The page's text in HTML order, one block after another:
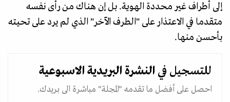
إلى أطراف غير محددة الهوية. بل إن هناك من رأى نفسه
متقدما في الاعتذار على "الطرف الآخر" الذي لم يرد على تحيته
بأحسن منها.
للتسجيل في النشرة البريدية الاسبوعية
احصل على أفضل ما تقدمه "المجلة" مباشرة الى بريدك.